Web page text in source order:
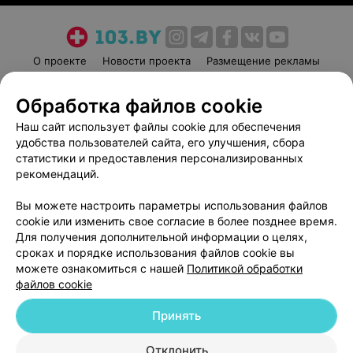
О проекте Новости проекта
Размещение рекламы
Пользовательское соглашение
Способы оплаты
Вакансии
Партнеры
Написать руководителю 103.by
Обработка персональных данных
© 2026 ООО «Артокс Лаб», УНП 191700409
| 220012, Республика Беларусь,
Обработка файлов cookie
Наш сайт использует файлы cookie для обеспечения
удобства пользователей сайта, его улучшения, сбора
статистики и предоставления персонализированных
рекомендаций.
Вы можете настроить параметры использования файлов
cookie или изменить свое согласие в более позднее время.
Для получения дополнительной информации о целях,
сроках и порядке использования файлов cookie вы
можете ознакомиться с нашей Политикой обработки
файлов cookie
Принять